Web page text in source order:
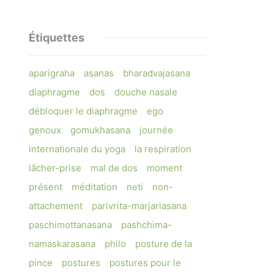
Étiquettes
aparigraha asanas
bharadvajasana
diaphragme
dos
douche nasale
débloquer le diaphragme
ego
genoux
gomukhasana
journée
internationale du yoga
la respiration
lâcher-prise
mal de dos
moment
présent
méditation neti
non-
attachement
parivrita-marjariasana
paschimottanasana
pashchima-
namaskarasana
philo
posture de la
pince
postures
postures pour le